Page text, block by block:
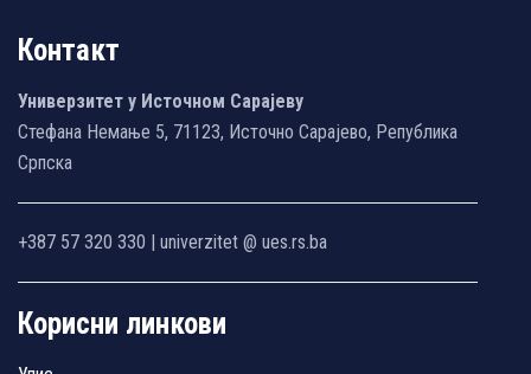
Контакт
Универзитет у Источном Сарајеву
Стефана Немање 5, 71123, Источно Сарајево, Република
Српска
+387 57 320 330 | univerzitet @ ues.rs.ba
Корисни линкови